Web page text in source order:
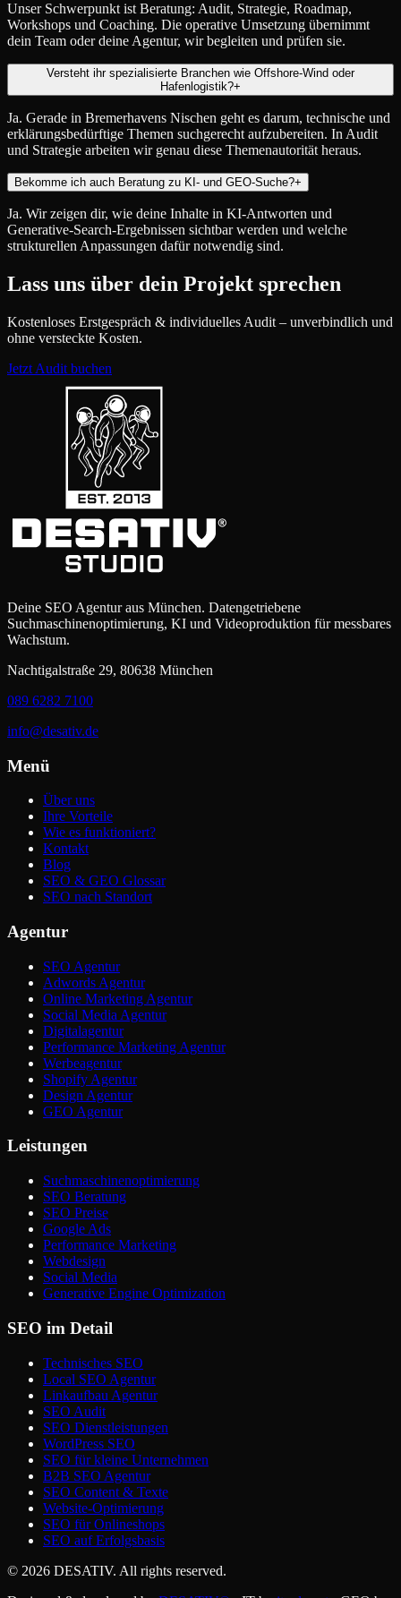
Unser Schwerpunkt ist Beratung: Audit, Strategie, Roadmap,
Workshops und Coaching. Die operative Umsetzung übernimmt
dein Team oder deine Agentur, wir begleiten und prüfen sie.
Versteht ihr spezialisierte Branchen wie Offshore-Wind oder
Hafenlogistik?+
Ja. Gerade in Bremerhavens Nischen geht es darum, technische und
erklärungsbedürftige Themen suchgerecht aufzubereiten. In Audit
und Strategie arbeiten wir genau diese Themenautorität heraus.
Bekomme ich auch Beratung zu KI- und GEO-Suche?+
Ja. Wir zeigen dir, wie deine Inhalte in KI-Antworten und
Generative-Search-Ergebnissen sichtbar werden und welche
strukturellen Anpassungen dafür notwendig sind.
Lass uns über dein Projekt sprechen
Kostenloses Erstgespräch & individuelles Audit – unverbindlich und
ohne versteckte Kosten.
Jetzt Audit buchen
Deine SEO Agentur aus München. Datengetriebene
Suchmaschinenoptimierung, KI und Videoproduktion für messbares
Wachstum.
Nachtigalstraße 29, 80638 München
089 6282 7100
info@desativ.de
Menü
Über uns
Ihre Vorteile
Wie es funktioniert?
Kontakt
Blog
SEO & GEO Glossar
SEO nach Standort
Agentur
SEO Agentur
Adwords Agentur
Online Marketing Agentur
Social Media Agentur
Digitalagentur
Performance Marketing Agentur
Werbeagentur
Shopify Agentur
Design Agentur
GEO Agentur
Leistungen
Suchmaschinenoptimierung
SEO Beratung
SEO Preise
Google Ads
Performance Marketing
Webdesign
Social Media
Generative Engine Optimization
SEO im Detail
Technisches SEO
Local SEO Agentur
Linkaufbau Agentur
SEO Audit
SEO Dienstleistungen
WordPress SEO
SEO für kleine Unternehmen
B2B SEO Agentur
SEO Content & Texte
Website-Optimierung
SEO für Onlineshops
SEO auf Erfolgsbasis
© 2026 DESATIV. All rights reserved.